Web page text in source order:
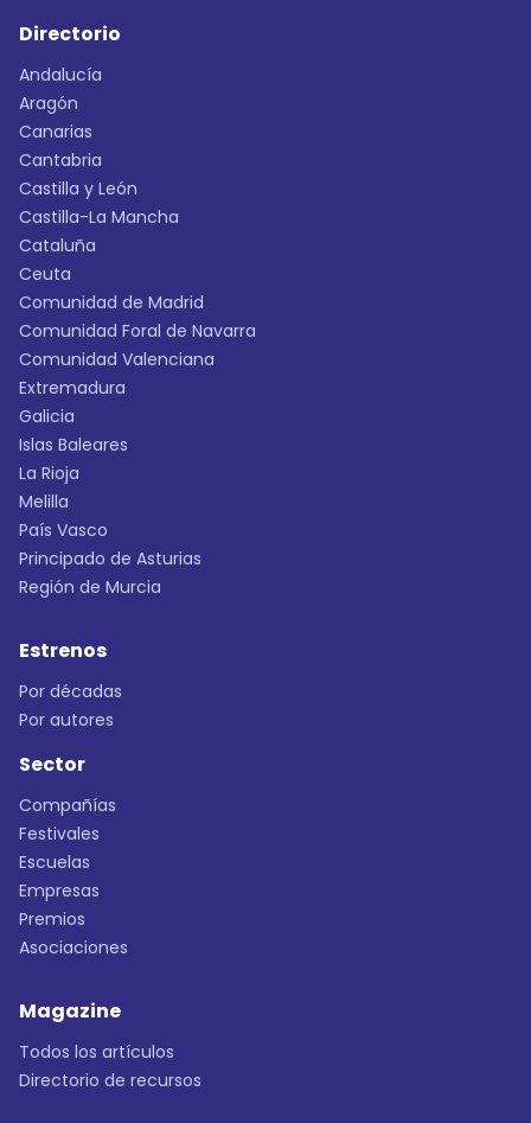
Directorio
Andalucía
Aragón
Canarias
Cantabria
Castilla y León
Castilla-La Mancha
Cataluña
Ceuta
Comunidad de Madrid
Comunidad Foral de Navarra
Comunidad Valenciana
Extremadura
Galicia
Islas Baleares
La Rioja
Melilla
País Vasco
Principado de Asturias
Región de Murcia
Estrenos
Por décadas
Por autores
Sector
Compañías
Festivales
Escuelas
Empresas
Premios
Asociaciones
Magazine
Todos los artículos
Directorio de recursos